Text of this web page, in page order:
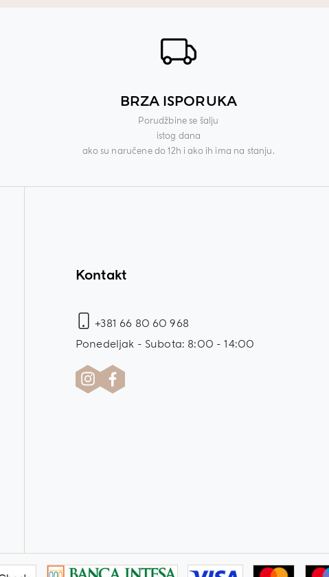
BRZA ISPORUKA
Porudžbine se šalju
istog dana
ako su naručene do 12h i ako ih ima na stanju.
Kontakt
+381 66 80 60 968
Ponedeljak - Subota: 8:00 - 14:00